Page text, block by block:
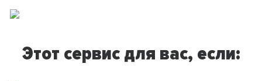
Этот сервис для вас, если: